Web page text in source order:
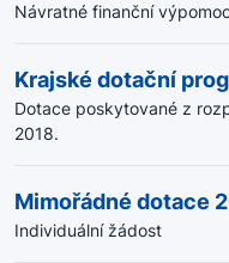
Návratné finanční
Krajské dotační
Dotace poskytované z
2018.
Mimořádné dotace
Individuální žádost